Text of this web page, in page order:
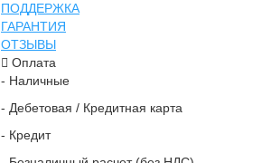
ПОДДЕРЖКА
ГАРАНТИЯ
ОТЗЫВЫ
Оплата
- Наличные
- Дебетовая / Кредитная карта
- Кредит